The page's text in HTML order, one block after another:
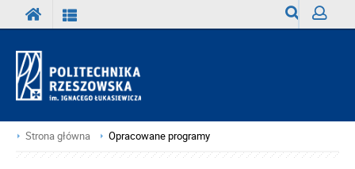
Strona główna Opracowane programy